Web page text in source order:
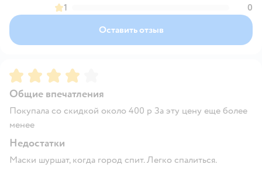
1
0
Оставить отзыв
Рейтинг:4
Общие впечатления
Покупала со скидкой около 400 р За эту цену еще более
менее
Недостатки
Маски шуршат, когда город спит. Легко спалиться.